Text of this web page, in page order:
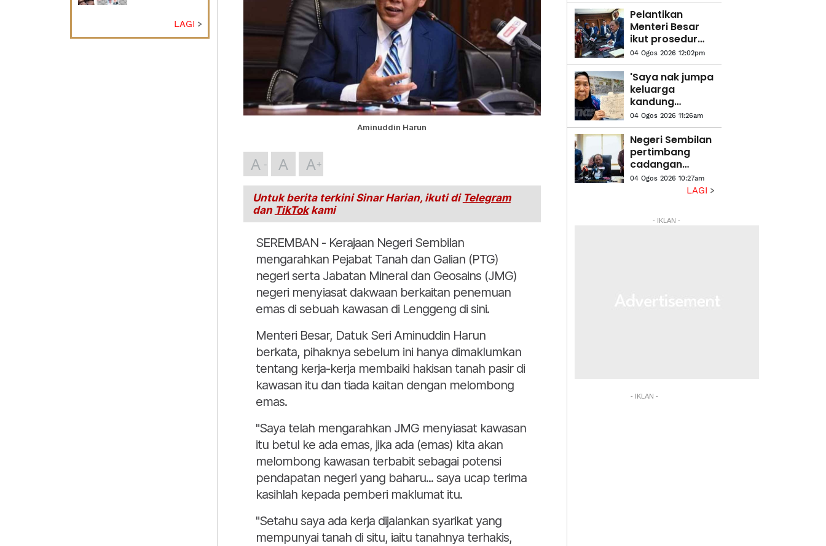
LAGI
Aminuddin Harun
A A A
Untuk berita terkini Sinar Harian, ikuti di Telegram
dan TikTokkami
SEREMBAN - Kerajaan Negeri Sembilan
mengarahkan Pejabat Tanah dan Galian (PTG)
negeri serta Jabatan Mineral dan Geosains (JMG)
negeri menyiasat dakwaan berkaitan penemuan
emas di sebuah kawasan di Lenggeng di sini.
Menteri Besar, Datuk Seri Aminuddin Harun
berkata, pihaknya sebelum ini hanya dimaklumkan
tentang kerja-kerja membaiki hakisan tanah pasir di
kawasan itu dan tiada kaitan dengan melombong
emas.
"Saya telah mengarahkan JMG menyiasat kawasan
itu betul ke ada emas, jika ada (emas) kita akan
melombong kawasan terbabit sebagai potensi
pendapatan negeri yang baharu... saya ucap terima
kasihlah kepada pemberi maklumat itu.
"Setahu saya ada kerja dijalankan syarikat yang
mempunyai tanah di situ, iaitu tanahnya terhakis,
Pelantikan
Menteri Besar
ikut prosedur
ditetapkan -
Ismail
04 Ogos 2026 12:02pm
'Saya nak jumpa
keluarga
kandung
sebelum tutup
mata' - Luah
nenek
berketurunan
Cina
04 Ogos 2026 11:26am
Negeri Sembilan
pertimbang
cadangan
wujud jawatan
Timbalan Exco -
04 Ogos 2026 10:27am
LAGI
- IKLAN -
- IKLAN -